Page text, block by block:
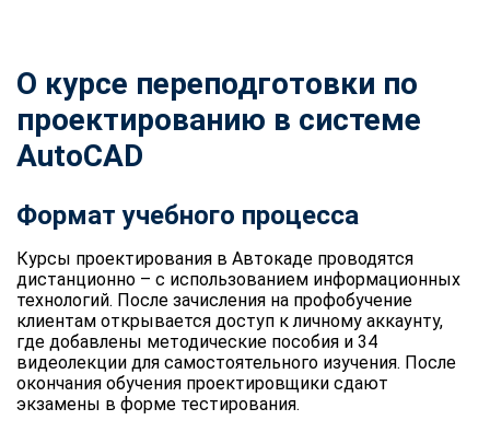
О курсе переподготовки по
проектированию в системе
AutoCAD
Формат учебного процесса
Курсы проектирования в Автокаде проводятся
дистанционно – с использованием информационных
технологий. После зачисления на профобучение
клиентам открывается доступ к личному аккаунту,
где добавлены методические пособия и 34
видеолекции для самостоятельного изучения. После
окончания обучения проектировщики сдают
экзамены в форме тестирования.